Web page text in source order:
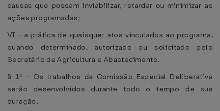
causas que possam inviabilizar, retardar ou minimizar as
ações programadas;
VI - a prática de quaisquer atos vinculados ao programa,
quando determinado, autorizado ou solicitado pelo
Secretário de Agricultura e Abastecimento.
§ 1º - Os trabalhos da Comissão Especial Deliberativa
serão desenvolvidos durante todo o tempo de sua
duração.